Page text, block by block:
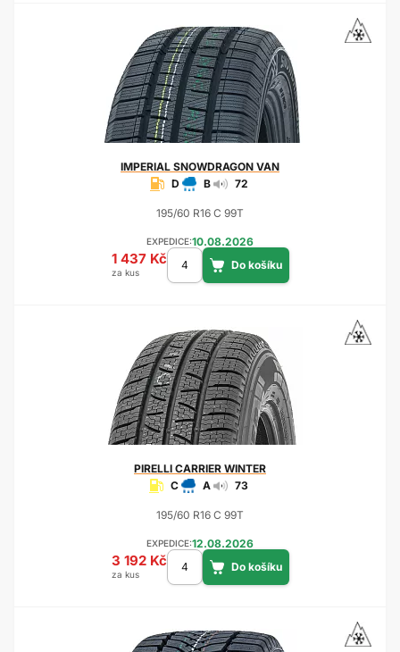
IMPERIAL SNOWDRAGON VAN
D
B 72
195/60 R16 C 99T
EXPEDICE:10.08.2026
1 437 Kč
za kus
PIRELLI CARRIER WINTER
C
A 73
195/60 R16 C 99T
EXPEDICE:12.08.2026
3 192 Kč
za kus